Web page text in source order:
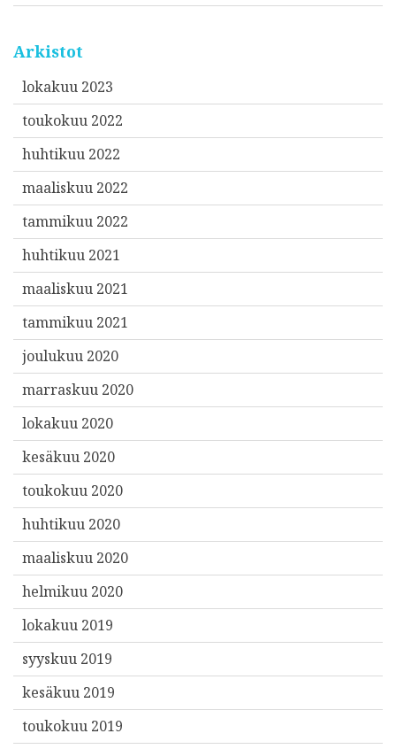
Arkistot
lokakuu 2023
toukokuu 2022
huhtikuu 2022
maaliskuu 2022
tammikuu 2022
huhtikuu 2021
maaliskuu 2021
tammikuu 2021
joulukuu 2020
marraskuu 2020
lokakuu 2020
kesäkuu 2020
toukokuu 2020
huhtikuu 2020
maaliskuu 2020
helmikuu 2020
lokakuu 2019
syyskuu 2019
kesäkuu 2019
toukokuu 2019